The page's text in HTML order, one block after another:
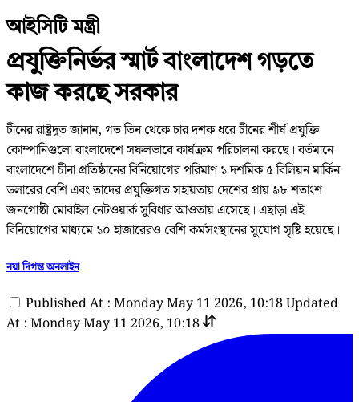
আইসিটি মন্ত্রী
প্রযুক্তিনির্ভর স্মার্ট বাংলাদেশ গড়তে
কাজ করছে সরকার
চীনের রাষ্ট্রদূত জানান, গত তিন থেকে চার দশক ধরে চীনের শীর্ষ প্রযুক্তি
কোম্পানিগুলো বাংলাদেশে সফলভাবে কার্যক্রম পরিচালনা করছে। বর্তমানে
বাংলাদেশে চীনা প্রতিষ্ঠানের বিনিয়োগের পরিমাণ ১ দশমিক ৫ বিলিয়ন মার্কিন
ডলারের বেশি এবং তাদের প্রযুক্তিগত সহায়তায় দেশের প্রায় ৯৮ শতাংশ
জনগোষ্ঠী মোবাইল নেটওয়ার্ক সুবিধার আওতায় এসেছে। এছাড়া এই
বিনিয়োগের মাধ্যমে ১০ হাজারেরও বেশি কর্মসংস্থানের সুযোগ সৃষ্টি হয়েছে।
নয়া দিগন্ত অনলাইন
Published At : Monday May 11 2026, 10:18Updated
At : Monday May 11 2026, 10:18